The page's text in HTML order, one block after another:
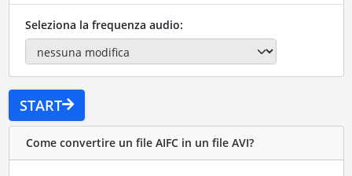
Seleziona la frequenza audio:
START
Come convertire un file AIFC in un file AVI?